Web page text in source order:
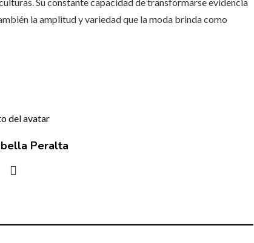
la amplitud y variedad que la moda brinda como
Peralta